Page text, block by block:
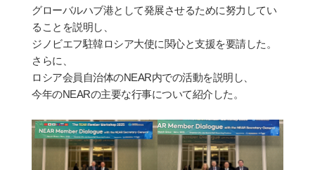
グローバルハブ港として発展させるために努力してい
ることを説明し、
ジノビエフ駐韓ロシア大使に関心と支援を要請した。
さらに、
ロシア会員自治体のNEAR内での活動を説明し、
今年のNEARの主要な行事について紹介した。